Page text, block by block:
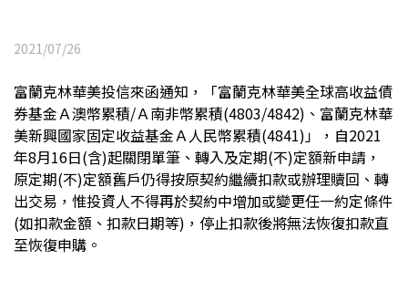
2021/07/26
富蘭克林華美投信來函通知，「富蘭克林華美全球高收益債
券基金Ａ澳幣累積/Ａ南非幣累積(4803/4842)、富蘭克林華
美新興國家固定收益基金Ａ人民幣累積(4841)」，自2021
年8月16日(含)起關閉單筆、轉入及定期(不)定額新申請，
原定期(不)定額舊戶仍得按原契約繼續扣款或辦理贖回、轉
出交易，惟投資人不得再於契約中增加或變更任一約定條件
(如扣款金額、扣款日期等)，停止扣款後將無法恢復扣款直
至恢復申購。